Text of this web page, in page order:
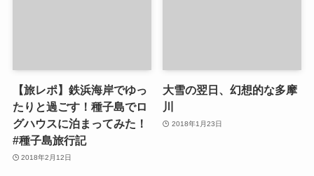
【旅レポ】鉄浜海岸でゆっ
たりと過ごす！種子島でロ
グハウスに泊まってみた！
#種子島旅行記
2018年2月12日
大雪の翌日、幻想的な多摩
川
2018年1月23日